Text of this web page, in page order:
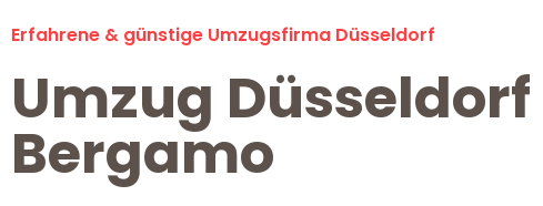
Erfahrene & günstige Umzugsfirma Düsseldorf
Umzug Düsseldorf
Bergamo